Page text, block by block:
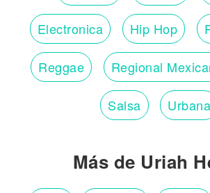
Electronica Hip Hop
Reggae Regional
Salsa Urbana
Más de Uriah